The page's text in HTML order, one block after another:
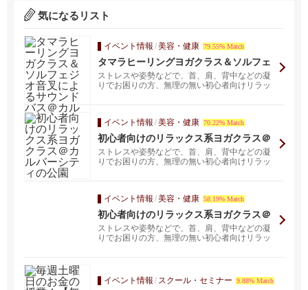
気になるリスト
イベント情報 /美容・健康 79.55% Match
タマラヒーリングヨガクラス＆ソルフェ
ジオ音叉によるサウンドバス＠カルバー
シティの公園
ストレスや姿勢などで、首、肩、背中などの凝
りでお困りの方、無理の無い初心者向けリラッ
イベント情報 /美容・健康 70.22% Match
初心者向けのリラックス系ヨガクラス＠
カルバーシティの公園
ストレスや姿勢などで、首、肩、背中などの凝
りでお困りの方、無理の無い初心者向けリラッ
イベント情報 /美容・健康 58.19% Match
初心者向けのリラックス系ヨガクラス＠
West L.A.の公園
ストレスや姿勢などで、首、肩、背中などの凝
りでお困りの方、無理の無い初心者向けリラッ
イベント情報 / スクール・セミナー 9.88% Match